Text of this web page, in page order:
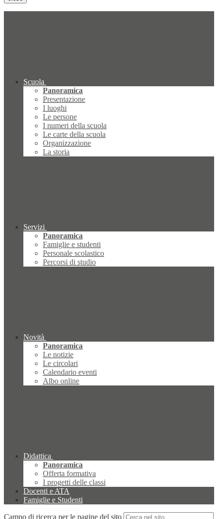
Scuola
Panoramica
Presentazione
I luoghi
Le persone
I numeri della scuola
Le carte della scuola
Organizzazione
La storia
Servizi
Panoramica
Famiglie e studenti
Personale scolastico
Percorsi di studio
Novità
Panoramica
Le notizie
Le circolari
Calendario eventi
Albo online
Didattica
Panoramica
Offerta formativa
I progetti delle classi
Docenti e ATA
Famiglie e Studenti
Campo di ricerca per le pagine del sito